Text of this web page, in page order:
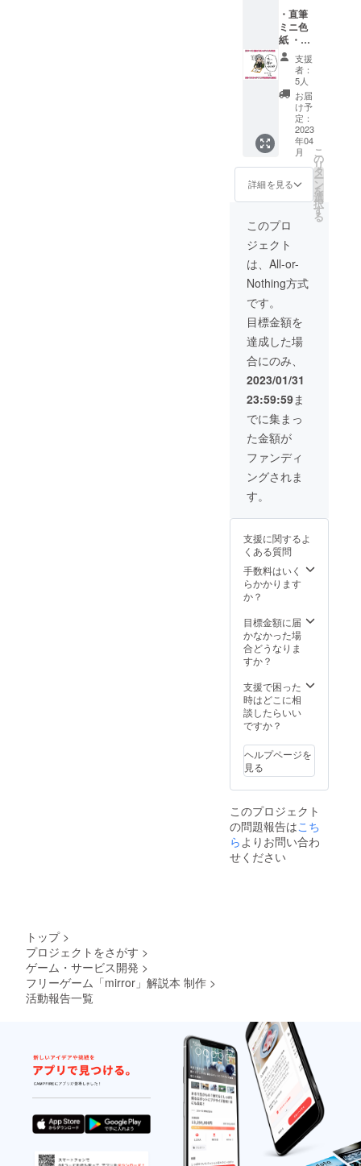
を備考
欄にて
お書き
くださ
い。
（ゲー
ム内に
記載し
てほし
いお名
前を備
考欄に
てお書
きくだ
い。）
・直筆
ミニ色
紙 ・
「mirro
r」解説
本「ウ
ラとオ
モテの
光ある
トコ
ロ。」1
冊+サイ
ン入り
本1冊
・サン
クス
カー
ド ・
ゲーム
内クレ
ジット
表記
記載し
てほし
いお名
前を備
考欄に
てお書
きくだ
さ
い。）
支援
者：
5人
お届
け予
定：
2023
年04
月
詳細を見る
こ
の
リ
タ
ー
ン
を
選
択
す
る
このプロ
ジェクト
は、All-or-
Nothing方式
です。
目標金額を
達成した場
合にのみ、
2023/01/31
23:59:59ま
でに集まっ
た金額が
ファンディ
ングされま
す。
支援に関するよ
くある質問
手数料はいく
らかかります
か？
目標金額に届
かなかった場
合どうなりま
すか？
支援で困った
時はどこに相
談したらいい
ですか？
ヘルプページを
見る
このプロジェクト
の問題報告はこち
ら よりお問い合わ
せください
トップ >
プロジェクトをさがす >
ゲーム・サービス開発 >
フリーゲーム「mirror」解説本 制作 >
活動報告一覧